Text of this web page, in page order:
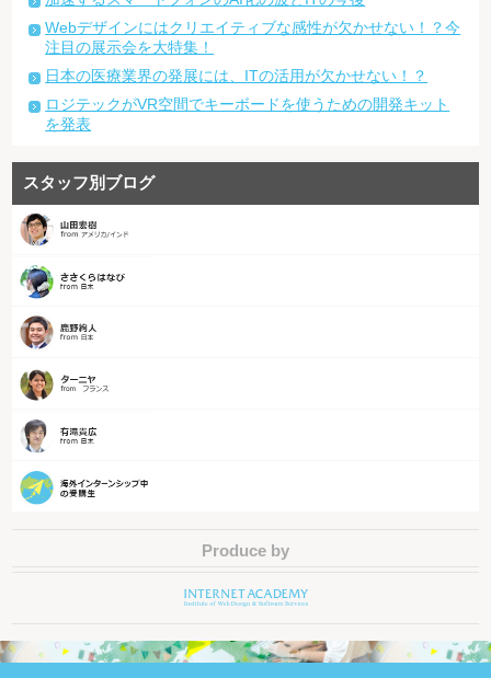
Webデザインにはクリエイティブな感性が欠かせない！？今
注目の展示会を大特集！
日本の医療業界の発展には、ITの活用が欠かせない！？
ロジテックがVR空間でキーボードを使うための開発キット
を発表
スタッフ別ブログ
Produce by